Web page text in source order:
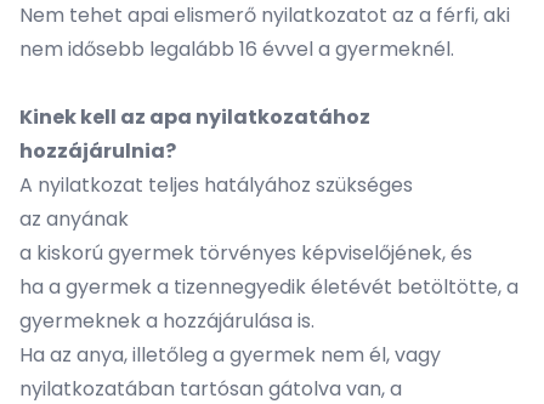
Nem tehet apai elismerő nyilatkozatot az a férfi, aki
nem idősebb legalább 16 évvel a gyermeknél.
Kinek kell az apa nyilatkozatához
hozzájárulnia?
A nyilatkozat teljes hatályához szükséges
az anyának
a kiskorú gyermek törvényes képviselőjének, és
ha a gyermek a tizennegyedik életévét betöltötte, a
gyermeknek a hozzájárulása is.
Ha az anya, illetőleg a gyermek nem él, vagy
nyilatkozatában tartósan gátolva van, a